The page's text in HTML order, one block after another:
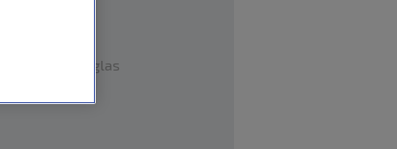
Oglas